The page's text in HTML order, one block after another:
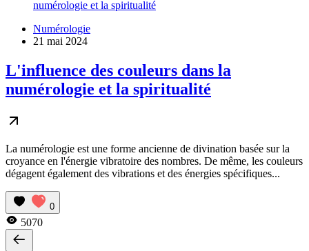
Numérologie
21 mai 2024
L'influence des couleurs dans la
numérologie et la spiritualité
La numérologie est une forme ancienne de divination basée sur la
croyance en l'énergie vibratoire des nombres. De même, les couleurs
dégagent également des vibrations et des énergies spécifiques...
0
5070